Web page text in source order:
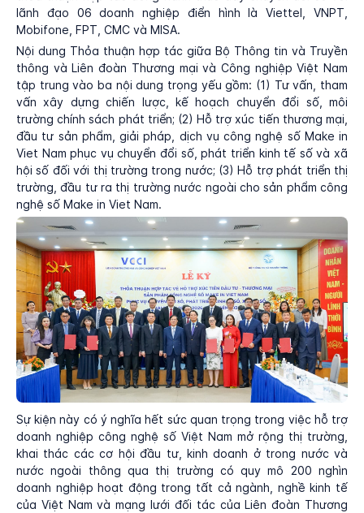
lãnh đạo 06 doanh nghiệp điển hình là Viettel, VNPT,
Mobifone, FPT, CMC và MISA.
Nội dung Thỏa thuận hợp tác giữa Bộ Thông tin và Truyền
thông và Liên đoàn Thương mại và Công nghiệp Việt Nam
tập trung vào ba nội dung trọng yếu gồm: (1) Tư vấn, tham
vấn xây dựng chiến lược, kế hoạch chuyển đổi số, môi
trường chính sách phát triển; (2) Hỗ trợ xúc tiến thương mại,
đầu tư sản phẩm, giải pháp, dịch vụ công nghệ số Make in
Viet Nam phục vụ chuyển đổi số, phát triển kinh tế số và xã
hội số đối với thị trường trong nước; (3) Hỗ trợ phát triển thị
trường, đầu tư ra thị trường nước ngoài cho sản phẩm công
nghệ số Make in Viet Nam.
Sự kiện này có ý nghĩa hết sức quan trọng trong việc hỗ trợ
doanh nghiệp công nghệ số Việt Nam mở rộng thị trường,
khai thác các cơ hội đầu tư, kinh doanh ở trong nước và
nước ngoài thông qua thị trường có quy mô 200 nghìn
doanh nghiệp hoạt động trong tất cả ngành, nghề kinh tế
của Việt Nam và mạng lưới đối tác của Liên đoàn Thương